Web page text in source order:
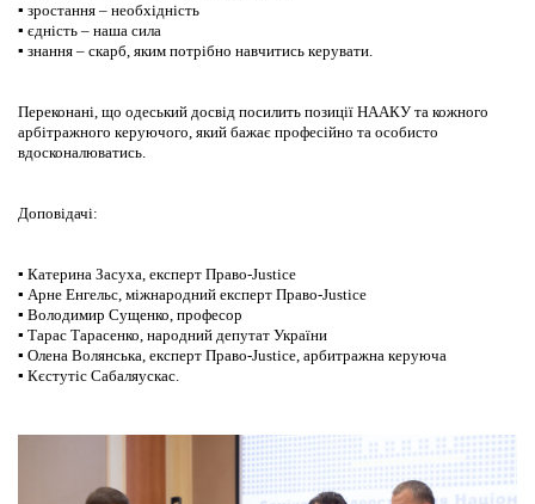
▪ зростання – необхідність
▪ єдність – наша сила
▪ знання – скарб, яким потрібно навчитись керувати.
Переконані, що одеський досвід посилить позиції НААКУ та кожного
арбітражного керуючого, який бажає професійно та особисто
вдосконалюватись.
Доповідачі:
▪ Катерина Засуха, експерт Право-Justice
▪ Арне Енгельс, міжнародний експерт Право-Justice
▪ Володимир Сущенко, професор
▪ Тарас Тарасенко, народний депутат України
▪ Олена Волянська, експерт Право-Justice, арбитражна керуюча
▪ Кєстутіс Сабаляускас.